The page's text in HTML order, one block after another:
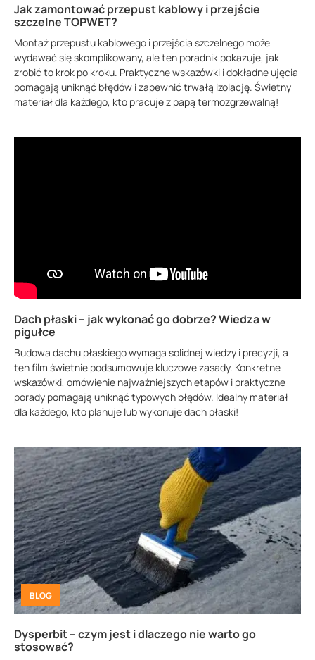
Jak zamontować przepust kablowy i przejście
szczelne TOPWET?
Montaż przepustu kablowego i przejścia szczelnego może
wydawać się skomplikowany, ale ten poradnik pokazuje, jak
zrobić to krok po kroku. Praktyczne wskazówki i dokładne ujęcia
pomagają uniknąć błędów i zapewnić trwałą izolację. Świetny
materiał dla każdego, kto pracuje z papą termozgrzewalną!
Dach płaski – jak wykonać go dobrze? Wiedza w
pigułce
Budowa dachu płaskiego wymaga solidnej wiedzy i precyzji, a
ten film świetnie podsumowuje kluczowe zasady. Konkretne
wskazówki, omówienie najważniejszych etapów i praktyczne
porady pomagają uniknąć typowych błędów. Idealny materiał
dla każdego, kto planuje lub wykonuje dach płaski!
BLOG
Dysperbit – czym jest i dlaczego nie warto go
stosować?